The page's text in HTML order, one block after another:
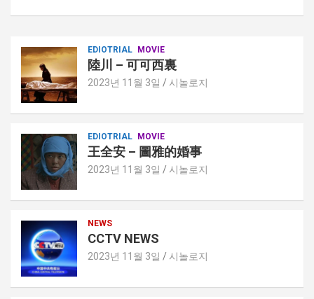
EDIOTRIAL MOVIE
陸川 – 可可西裏
2023년 11월 3일 시놀로지
EDIOTRIAL MOVIE
王全安 – 圖雅的婚事
2023년 11월 3일 시놀로지
NEWS
CCTV NEWS
2023년 11월 3일 시놀로지